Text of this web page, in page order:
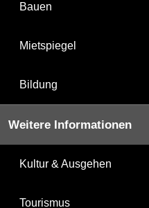
Bauen
Mietspiegel
Bildung
Weitere Informationen
Kultur & Ausgehen
Tourismus